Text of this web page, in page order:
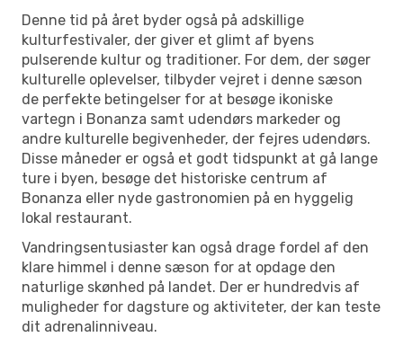
Denne tid på året byder også på adskillige
kulturfestivaler, der giver et glimt af byens
pulserende kultur og traditioner. For dem, der søger
kulturelle oplevelser, tilbyder vejret i denne sæson
de perfekte betingelser for at besøge ikoniske
vartegn i Bonanza samt udendørs markeder og
andre kulturelle begivenheder, der fejres udendørs.
Disse måneder er også et godt tidspunkt at gå lange
ture i byen, besøge det historiske centrum af
Bonanza eller nyde gastronomien på en hyggelig
lokal restaurant.
Vandringsentusiaster kan også drage fordel af den
klare himmel i denne sæson for at opdage den
naturlige skønhed på landet. Der er hundredvis af
muligheder for dagsture og aktiviteter, der kan teste
dit adrenalinniveau.